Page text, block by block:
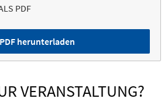
PDF
PDF herunterladen
VERANSTALTUNG?